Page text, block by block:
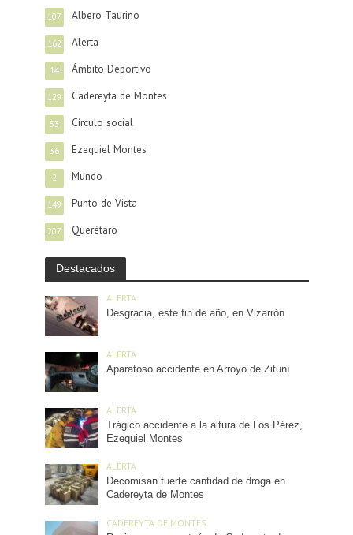
Albero Taurino
107
Alerta
162
Ámbito Deportivo
14
Cadereyta de Montes
129
Círculo social
53
Ezequiel Montes
36
Mundo
2
Punto de Vista
149
Querétaro
207
Destacados
ALERTA
Desgracia, este fin de año, en Vizarrón
ALERTA
Aparatoso accidente en Arroyo de Zituní
ALERTA
Trágico accidente a la altura de Los Pérez,
Ezequiel Montes
ALERTA
Decomisan fuerte cantidad de droga en
Cadereyta de Montes
CADEREYTA DE MONTES